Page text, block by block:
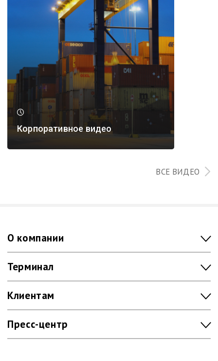
Корпоративное видео
ВСЕ ВИДЕО
О компании
Терминал
Клиентам
Пресс-центр